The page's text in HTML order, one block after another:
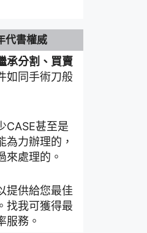
代書權威
承分割、買賣
如同手術刀般
CASE甚至是
為力辦理的，
來處理的。
提供給您最佳
找我可獲得最
服務。